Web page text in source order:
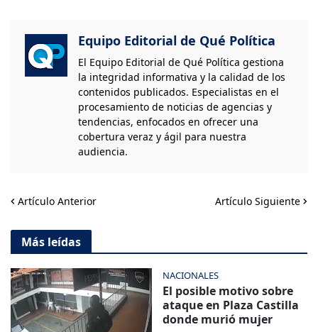
Equipo Editorial de Qué Política
El Equipo Editorial de Qué Política gestiona
la integridad informativa y la calidad de los
contenidos publicados. Especialistas en el
procesamiento de noticias de agencias y
tendencias, enfocados en ofrecer una
cobertura veraz y ágil para nuestra
audiencia.
Artículo Anterior Artículo Siguiente
Más leídas
NACIONALES
El posible motivo sobre
ataque en Plaza Castilla
donde murió mujer